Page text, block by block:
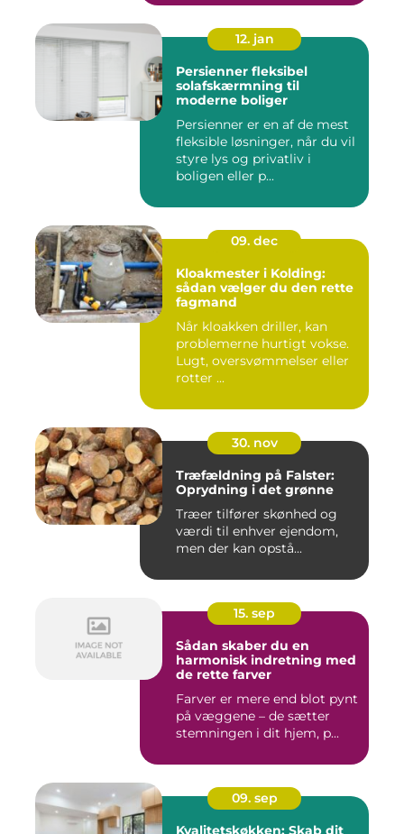
12. jan
Persienner fleksibel
solafskærmning til
moderne boliger
Persienner er en af de mest
fleksible løsninger, når du vil
styre lys og privatliv i
boligen eller p...
09. dec
Kloakmester i Kolding:
sådan vælger du den rette
fagmand
Når kloakken driller, kan
problemerne hurtigt vokse.
Lugt, oversvømmelser eller
rotter ...
30. nov
Træfældning på Falster:
Oprydning i det grønne
Træer tilfører skønhed og
værdi til enhver ejendom,
men der kan opstå...
15. sep
Sådan skaber du en
harmonisk indretning med
de rette farver
Farver er mere end blot pynt
på væggene – de sætter
stemningen i dit hjem, p...
09. sep
Kvalitetskøkken: Skab dit